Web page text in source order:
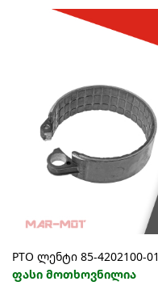
PTO ლენტი 85-4202100-01
ფასი მოთხოვნილია